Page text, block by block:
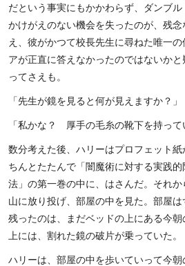
だという事実にもかかわらず、ダンブル
かけがえのない機会を失ったのが、残
え、彼がかつて校長先生に尋ねた唯一
アが正直に答えなかったのではないか
ってさえも。
「先生が鏡を見ると何が見えますか？」
「私かな？ 厚手の毛糸の靴下を持って
数分考えた後、ハリーはプロフェット
ちんとたたんで「闇魔術に対する実践
法」の第一巻の中に、はさんだ。それ
山に放り投げ、部屋の中を見た。部屋は
残ったのは、まだベッドの上にある今
上には、割れた鏡の破片が乗っていた。
ハリーは、部屋の中を歩いていって今